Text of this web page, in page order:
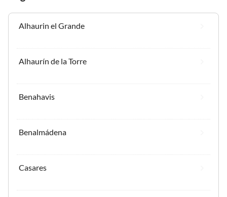
Alhaurin el Grande
Alhaurín de la Torre
Benahavis
Benalmádena
Casares